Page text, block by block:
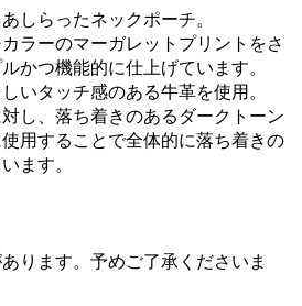
しらったネックポーチ。
ラーのマーガレットプリントをさ
かつ機能的に仕上げています。
いタッチ感のある牛革を使用。
し、落ち着きのあるダークトーン
用することで全体的に落ち着きの
ます。
ります。予めご了承くださいま